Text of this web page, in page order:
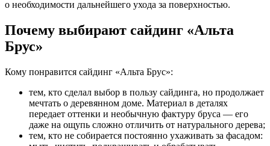
о необходимости дальнейшего ухода за поверхностью.
Почему выбирают сайдинг «Альта
Брус»
Кому понравится сайдинг «Альта Брус»:
тем, кто сделал выбор в пользу сайдинга, но продолжает
мечтать о деревянном доме. Материал в деталях
передает оттенки и необычную фактуру бруса — его
даже на ощупь сложно отличить от натурального дерева;
тем, кто не собирается постоянно ухаживать за фасадом: